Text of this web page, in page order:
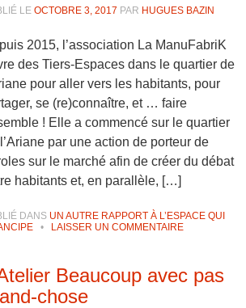
LE OCTOBRE 3, 2017 PAR HUGUES BAZIN
2015, l’association La ManuFabriK
des Tiers-Espaces dans le quartier de
pour aller vers les habitants, pour
se (re)connaître, et … faire
! Elle a commencé sur le quartier
par une action de porteur de
sur le marché afin de créer du débat
habitants et, en parallèle, […]
DANS UN AUTRE RAPPORT À L’ESPACE QUI
• LAISSER UN COMMENTAIRE
Beaucoup avec pas
chose